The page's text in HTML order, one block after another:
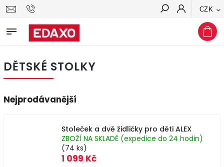
CZK
Hledat
DĚTSKÉ STOLKY
Nejprodávanější
Stoleček a dvě židličky pro děti ALEX
ZBOŽÍ NA SKLADĚ (expedice do 24 hodin)
(74 ks)
1 099 Kč